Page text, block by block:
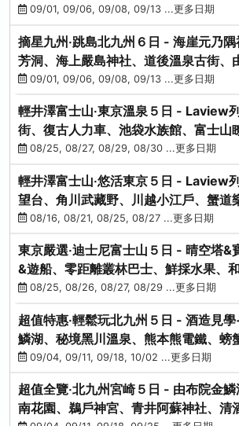
中出發
09/01, 09/06, 09/08, 09/13 ...更多日期
摘星九州‧跳島北九州６日 - 海崖元乃
芳洞、海上嚴島神社、道後溫泉古街、
中出發
09/01, 09/06, 09/08, 09/13 ...更多日期
輕井澤富士山‧東京溫泉５日 - Laview
街、復古人力車、池袋水族館、富士山
鮮食放題
08/25, 08/27, 08/29, 08/30 ...更多日期
輕井澤富士山‧悠活東京５日 - Laview
望台、角川武藏野、川越小江戶、蟹道
膽生魚片
08/16, 08/21, 08/25, 08/27 ...更多日期
東京嚴選‧迪士尼富士山５日 - 晴空塔&
&遊船、零距離叢林巴士、鮮採水果、
08/25, 08/26, 08/27, 08/29 ...更多日期
超值特惠‧輕鬆玩北九州５日 - 酒造見
鱗湖、秘境黑川溫泉、熊本熊電鐵、螃
發09/04, 09/11, 09/18, 10/02 ...更多日期
超值全覽‧北九州宮崎５日 - 由布院金
南花園、鵜戶神宮、青井阿蘇神社、清